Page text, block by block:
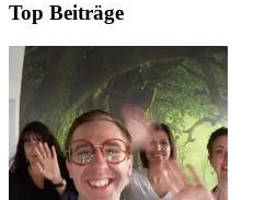
Top Beiträge